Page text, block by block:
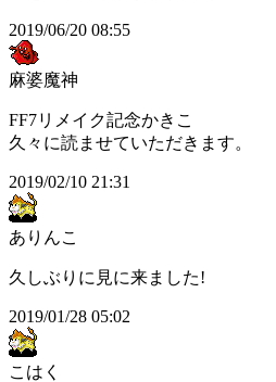
2019/06/20 08:55
麻婆魔神
FF7リメイク記念かきこ
久々に読ませていただきます。
2019/02/10 21:31
ありんこ
久しぶりに見に来ました!
2019/01/28 05:02
こはく